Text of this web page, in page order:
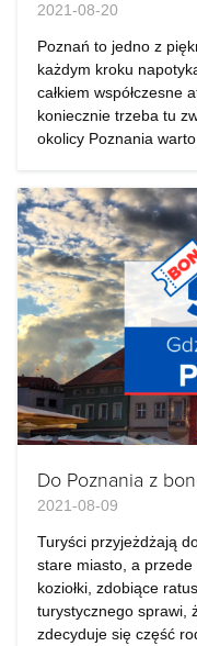
2021-08-20
Poznań to jedno z
każdym kroku
całkiem współczesne
koniecznie trzeba tu
okolicy Poznania
Do Poznania z
2021-08-09
Turyści przyjeżdżają
stare miasto, a
koziołki, zdobiące
turystycznego sprawi,
zdecyduje się część